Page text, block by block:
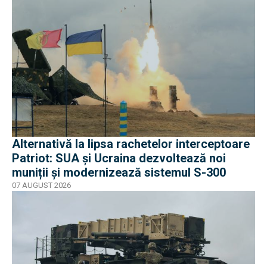
Alternativă la lipsa rachetelor interceptoare
Patriot: SUA și Ucraina dezvoltează noi
muniții și modernizează sistemul S-300
07 AUGUST 2026